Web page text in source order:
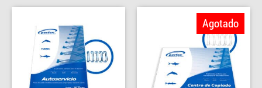
Agotado